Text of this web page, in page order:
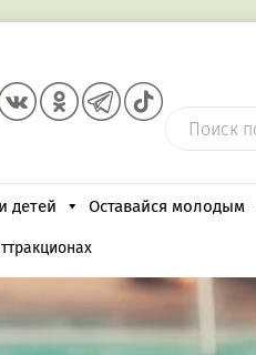
детей Оставайся молодым